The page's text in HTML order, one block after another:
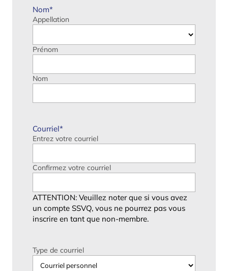
Nom*
Appellation
Prénom
Nom
Courriel*
Entrez votre courriel
Confirmez votre courriel
ATTENTION: Veuillez noter que si vous avez
un compte SSVQ, vous ne pourrez pas vous
inscrire en tant que non-membre.
Type de courriel